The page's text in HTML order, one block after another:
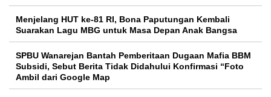
Menjelang HUT ke-81 RI, Bona Paputungan Kembali
Suarakan Lagu MBG untuk Masa Depan Anak Bangsa
SPBU Wanarejan Bantah Pemberitaan Dugaan Mafia BBM
Subsidi, Sebut Berita Tidak Didahului Konfirmasi “Foto
Ambil dari Google Map